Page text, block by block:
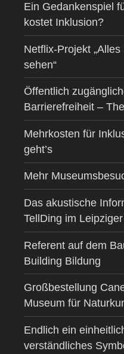
Ein Gedankenspiel
kostet Inklusion?
Netflix-Projekt
sehen“
Öffentlich
Barrierefreiheit –
Mehrkosten für
geht’s
Mehr
Das akustische
TellDing im
Referent auf dem
Building Bildung
Großbestellung
Museum für
Endlich ein
verständliches